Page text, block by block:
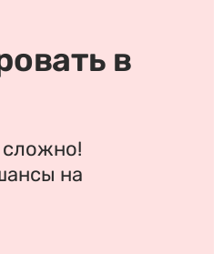
в
сложно!
на